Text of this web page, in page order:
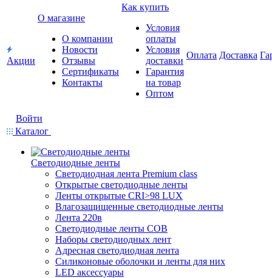
Акции
О магазине
О компании
Новости
Отзывы
Сертификаты
Контакты
Как купить
Условия
оплаты
Условия
доставки
Гарантия
на товар
Оптом
Оплата Доставка
Войти
Каталог
Светодиодные ленты
Светодиодная лента Premium class
Открытые светодиодные ленты
Ленты открытые CRI>98 LUX
Влагозащищенные светодиодные ленты
Лента 220в
Светодиодные ленты COB
Наборы светодиодных лент
Адресная светодиодная лента
Силиконовые оболочки и ленты для них
LED аксессуары